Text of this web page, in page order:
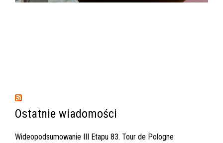
Ostatnie wiadomości
Wideopodsumowanie III Etapu 83. Tour de Pologne